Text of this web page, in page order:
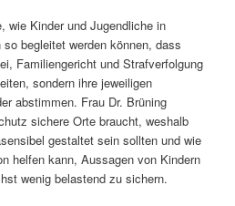
wie Kinder und Jugendliche in
begleitet werden können, dass
Familiengericht und Strafverfolgung
sondern ihre jeweiligen
abstimmen. Frau Dr. Brüning
sichere Orte braucht, weshalb
gestaltet sein sollten und wie
helfen kann, Aussagen von Kindern
wenig belastend zu sichern.